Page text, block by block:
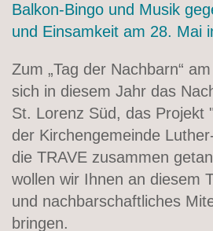
Balkon-Bingo und Musik
und Einsamkeit am 28. Mai
Zum „Tag der Nachbarn“
sich in diesem Jahr das
St. Lorenz Süd, das Projekt
der Kirchengemeinde
die TRAVE zusammen
wollen wir Ihnen an diesem
und nachbarschaftliches
bringen.